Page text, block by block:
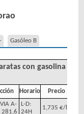
Gasóleo B
con gasolina
Horario Precio
A-
281,6
L-D:
24H
1,735 €/l